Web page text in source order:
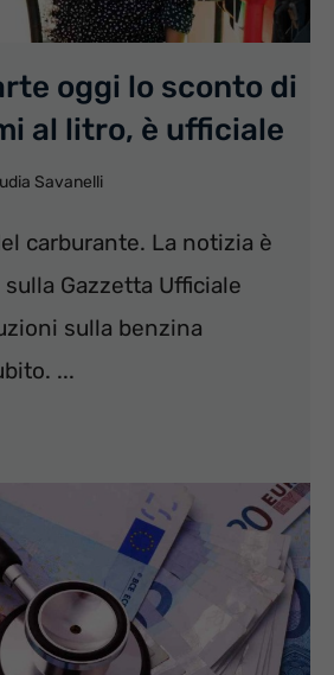
oggi lo sconto di
al litro, è ufficiale
Savanelli
carburante. La notizia è
Gazzetta Ufficiale
sulla benzina
...